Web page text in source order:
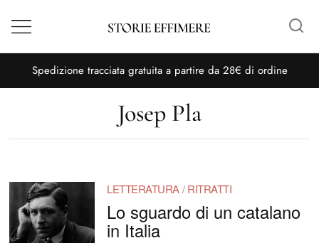
Menù
Spedizione tracciata gratuita a partire da 28€ di ordine
Josep Pla
LETTERATURA/ RITRATTI
Lo sguardo di un catalano
in Italia